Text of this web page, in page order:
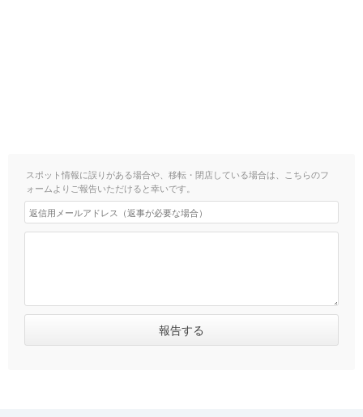
スポット情報に誤りがある場合や、移転・閉店している場合は、こちらのフ
ォームよりご報告いただけると幸いです。